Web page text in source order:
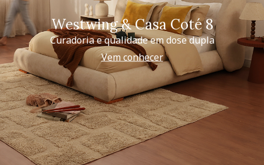
Westwing & Casa Coté 8
Curadoria e qualidade em dose dupla
Vem conhecer